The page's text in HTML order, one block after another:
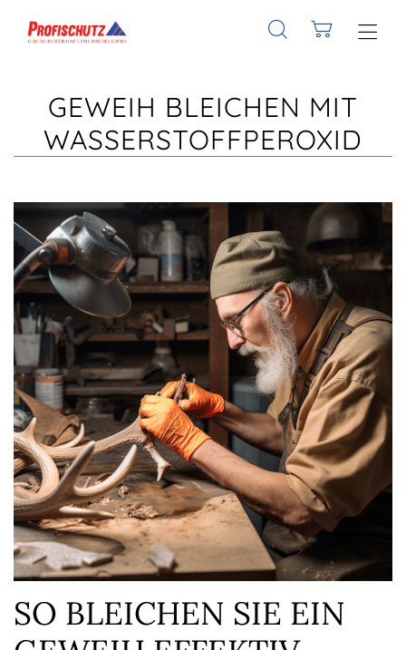
GEWEIH BLEICHEN MIT
WASSERSTOFFPEROXID
SO BLEICHEN SIE EIN